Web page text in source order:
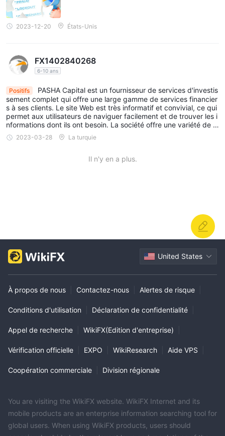
2023-12-20 États-Unis
FX1402840268
6-10 ans
Positifs
PASHA Capital est un fournisseur de services d'investis
sement complet qui offre une large gamme de services financier
s à ses clients. Le site Web est très informatif et convivial, ce qui
permet aux utilisateurs de naviguer facilement et de trouver les i
nformations dont ils ont besoin. La société offre une variété de p
roduits d'investissement. Ils fournissent également des conseils
en placement et des recherches pour aider les clients à prendre
2023-03-28 La turquie
Il n'y en a plus.
United States
À propos de nous Contactez-nous Alertes de risque
Conditions d'utilisation Déclaration de confidentialité
Appel de recherche WikiFX(Edition d'entreprise)
Vérification officielle EXPO WikiResearch Aide VPS
Coopération commerciale Division régionale
You are visiting the WikiFX website. WikiFX Internet and its
mobile products are an enterprise information searching tool for
global users. When using WikiFX products, users should